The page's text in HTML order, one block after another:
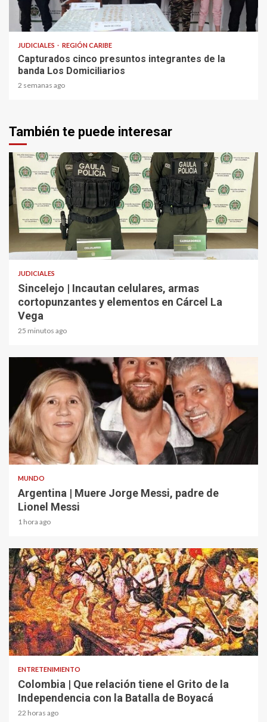
1 min read
JUDICIALES REGIÓN CARIBE
Capturados cinco presuntos integrantes de la
banda Los Domiciliarios
2 semanas ago
También te puede interesar
2 min read
JUDICIALES
Sincelejo | Incautan celulares, armas
cortopunzantes y elementos en Cárcel La
Vega
25 minutos ago
2 min read
MUNDO
Argentina | Muere Jorge Messi, padre de
Lionel Messi
1 hora ago
1 min read
ENTRETENIMIENTO
Colombia | Que relación tiene el Grito de la
Independencia con la Batalla de Boyacá
22 horas ago